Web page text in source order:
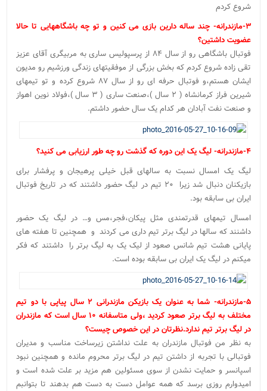
شروع کردم
۳-مازندرانه- چند ساله دارین بازی می کنین و تو چه باشگاههایی تا حالا
عضویت داشتین؟
فوتبال باشگاهی رو از سال ۸۴ از پرسپولیس ساری به مربیگری آقای عزیز
تقی زاده شروع کردم که بخش بزرگی از موفقیتهای زندگی ورزشیم رو مدیون
ایشان هستم،و فوتبال حرفه ای رو از سال ۸۷ شروع کرده و تو تیمهای
شیرین فراز کرمانشاه ( ۲ سال )،صنعت ساری ( ۳ سال )،فولاد نوین اهواز
و صنعت نفت آبادان هر کدام یک سال حضور داشتم.
۴-مازندرانه- لیگ یک این دوره که گذشت رو چه طور ارزیابی می کنید؟
لیگ یک امسال نسبت به سالهای قبل خیلی پرهیجان و پرفشار برای
بازیکنان دنبال شد زیرا ۲۰ تیم در لیگ حضور داشتند که در تاریخ فوتبال
ایران بی سابقه بود.
امسال تیمهای قدرتمندی مثل پیکان،فجر،مس و… در لیگ یک حضور
داشنند که سالها در لیگ برتر تیم داری می کردند و همچنین تا هفته های
پایانی هشت تیم شانس صعود از لیک یک به لیگ برتر را داشتند که فکر
میکنم در لیگ یک ایران بی سابقه بوده است.
۵-مازندرانه- شما به عنوان یک بازیکن مازندرانی ۲ سال پیاپی با دو تیم
مختلف به لیگ برتر صعود کردید ،ولی متاسفانه ۱۰ سال است که مازندران
در لیگ برتر تیم ندارد.نظرتان در این خصوص چیست؟
به نظر من فوتبال مازندران به علت نداشتن زیرساخت مناسب و مدیران
فوتبالی با تجربه از داشتن تیم در لیگ برتر محروم مانده و همچنین نبود
اسپانسر و حمایت نشدن از سوی مسئولین هم مزید بر علت شده است و
امیدوارم روزی برسد که همه عوامل دست به دست هم بدهند تا بتوانبم